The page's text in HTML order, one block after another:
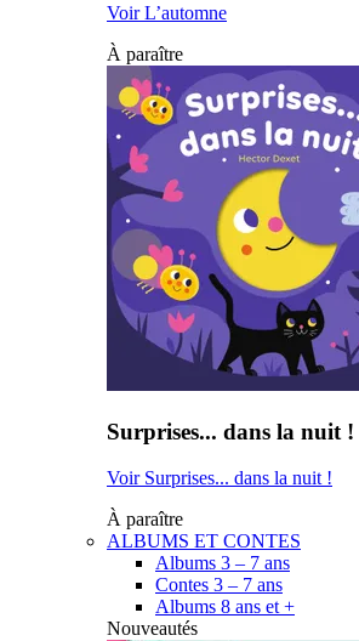
Voir L’automne
À paraître
Surprises... dans la nuit !
Voir Surprises... dans la nuit !
À paraître
ALBUMS ET CONTES
Albums 3 – 7 ans
Contes 3 – 7 ans
Albums 8 ans et +
Nouveautés